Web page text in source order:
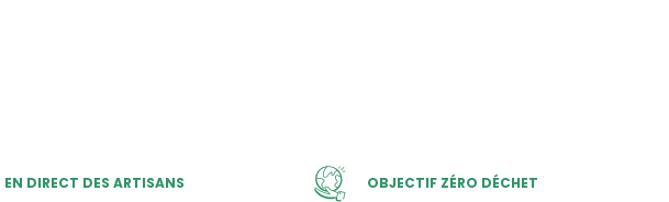
EN DIRECT DES ARTISANS OBJECTIF ZÉRO DÉCHET